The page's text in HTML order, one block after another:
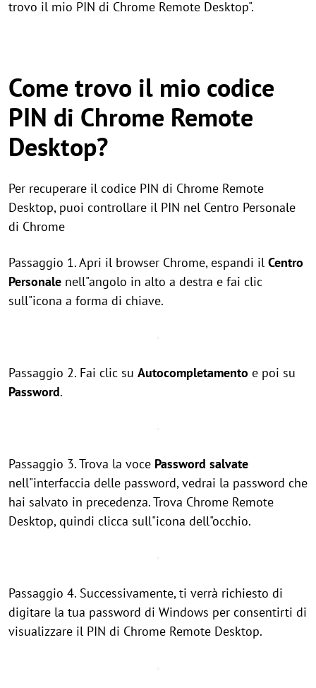
trovo il mio PIN di Chrome Remote Desktop".
Come trovo il mio codice
PIN di Chrome Remote
Desktop?
Per recuperare il codice PIN di Chrome Remote
Desktop, puoi controllare il PIN nel Centro Personale
di Chrome
Passaggio 1. Apri il browser Chrome, espandi il Centro
Personale nell"angolo in alto a destra e fai clic
sull"icona a forma di chiave.
Passaggio 2. Fai clic su Autocompletamento e poi su
Password.
Passaggio 3. Trova la voce Password salvate
nell"interfaccia delle password, vedrai la password che
hai salvato in precedenza. Trova Chrome Remote
Desktop, quindi clicca sull"icona dell"occhio.
Passaggio 4. Successivamente, ti verrà richiesto di
digitare la tua password di Windows per consentirti di
visualizzare il PIN di Chrome Remote Desktop.